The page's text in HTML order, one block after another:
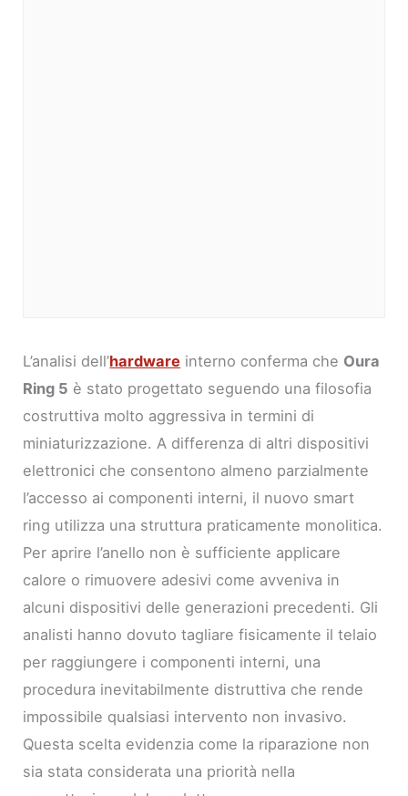
L’analisi dell’hardware interno conferma che Oura
Ring 5 è stato progettato seguendo una filosofia
costruttiva molto aggressiva in termini di
miniaturizzazione. A differenza di altri dispositivi
elettronici che consentono almeno parzialmente
l’accesso ai componenti interni, il nuovo smart
ring utilizza una struttura praticamente monolitica.
Per aprire l’anello non è sufficiente applicare
calore o rimuovere adesivi come avveniva in
alcuni dispositivi delle generazioni precedenti. Gli
analisti hanno dovuto tagliare fisicamente il telaio
per raggiungere i componenti interni, una
procedura inevitabilmente distruttiva che rende
impossibile qualsiasi intervento non invasivo.
Questa scelta evidenzia come la riparazione non
sia stata considerata una priorità nella